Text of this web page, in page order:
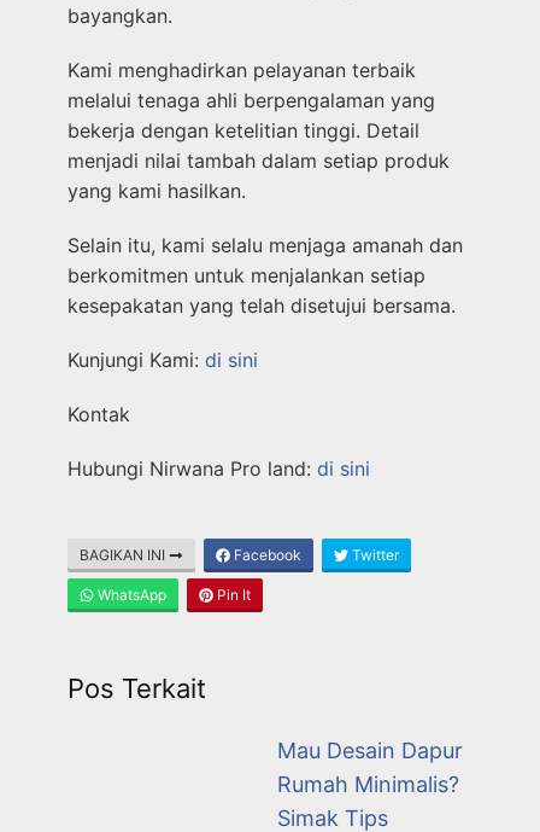
bayangkan.
Kami menghadirkan pelayanan terbaik
melalui tenaga ahli berpengalaman yang
bekerja dengan ketelitian tinggi. Detail
menjadi nilai tambah dalam setiap produk
yang kami hasilkan.
Selain itu, kami selalu menjaga amanah dan
berkomitmen untuk menjalankan setiap
kesepakatan yang telah disetujui bersama.
Kunjungi Kami: di sini
Kontak
Hubungi Nirwana Pro land: di sini
BAGIKAN INI Facebook Twitter
WhatsApp Pin It
Pos Terkait
Mau Desain Dapur
Rumah Minimalis?
Simak Tips